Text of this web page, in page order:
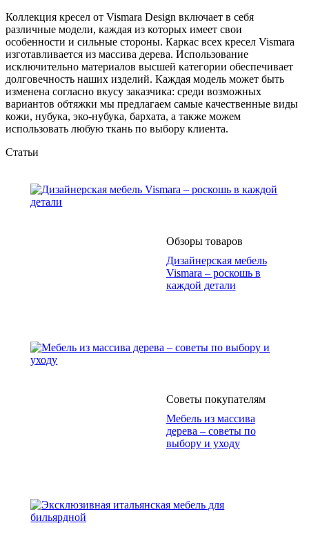
Коллекция кресел от Vismara Design включает в себя
различные модели, каждая из которых имеет свои
особенности и сильные стороны. Каркас всех кресел Vismara
изготавливается из массива дерева. Использование
исключительно материалов высшей категории обеспечивает
долговечность наших изделий. Каждая модель может быть
изменена согласно вкусу заказчика: среди возможных
вариантов обтяжки мы предлагаем самые качественные виды
кожи, нубука, эко-нубука, бархата, а также можем
использовать любую ткань по выбору клиента.
Статьи
Обзоры товаров
Дизайнерская мебель
Vismara – роскошь в
каждой детали
Советы покупателям
Мебель из массива
дерева – советы по
выбору и уходу